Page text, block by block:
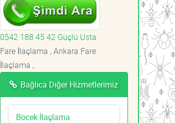
0542 188 45 42 Güçlü Usta
Fare İlaçlama , Ankara Fare
İlaçlama ,
Bağlıca Diğer Hizmetlerimiz
Böcek İlaçlama